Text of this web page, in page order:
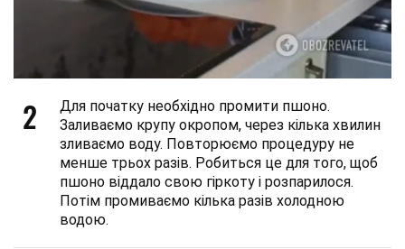
2
Для початку необхідно промити пшоно.
Заливаємо крупу окропом, через кілька хвилин
зливаємо воду. Повторюємо процедуру не
менше трьох разів. Робиться це для того, щоб
пшоно віддало свою гіркоту і розпарилося.
Потім промиваємо кілька разів холодною
водою.